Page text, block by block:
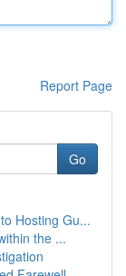
Report Page
Go
Hosting Gu...
the ...